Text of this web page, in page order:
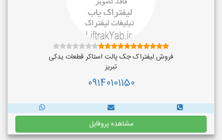
فروش لیفتراک جک پالت استاکر قطعات یدکی
تبریز
09140101150
مشاهده پروفایل